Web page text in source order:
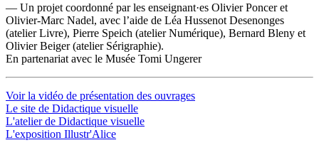
— Un projet coordonné par les enseignant·es Olivier Poncer et
Olivier-Marc Nadel, avec l’aide de Léa Hussenot Desenonges
(atelier Livre), Pierre Speich (atelier Numérique), Bernard Bleny et
Olivier Beiger (atelier Sérigraphie).
En partenariat avec le Musée Tomi Ungerer
Voir la vidéo de présentation des ouvrages
Le site de Didactique visuelle
L'atelier de Didactique visuelle
L'exposition Illustr'Alice